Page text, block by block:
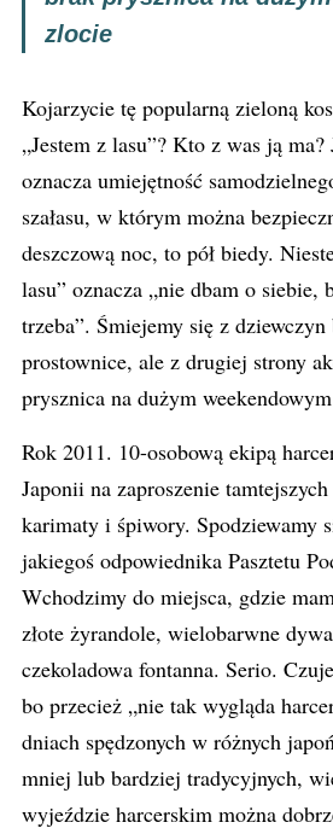
zlocie
Kojarzycie tę popularną zieloną
„Jestem z lasu”? Kto z was ją
oznacza umiejętność
szałasu, w którym można
deszczową noc, to pół biedy.
lasu” oznacza „nie dbam o siebie,
trzeba”. Śmiejemy się z
prostownice, ale z drugiej strony
prysznica na dużym
Rok 2011. 10-osobową ekipą
Japonii na zaproszenie
karimaty i śpiwory. Spodziewamy
jakiegoś odpowiednika Pasztetu
Wchodzimy do miejsca, gdzie
złote żyrandole, wielobarwne
czekoladowa fontanna. Serio.
bo przecież „nie tak wygląda
dniach spędzonych w różnych
mniej lub bardziej tradycyjnych,
wyjeździe harcerskim można